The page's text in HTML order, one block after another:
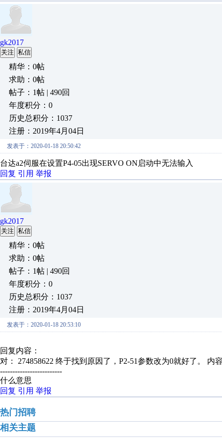
gk2017
关注 私信
精华：0帖
求助：0帖
帖子：1帖 | 490回
年度积分：0
历史总积分：1037
注册：2019年4月04日
发表于：2020-01-18 20:50:42
台达a2伺服在设置P4-05出现SERVO ON启动中无法输入
回复 引用 举报
gk2017
关注 私信
精华：0帖
求助：0帖
帖子：1帖 | 490回
年度积分：0
历史总积分：1037
注册：2019年4月04日
发表于：2020-01-18 20:53:10
回复内容：
对： 274858622 终于找到原因了，P2-51参数改为0就好了。 内
-------------------------
什么意思
回复 引用 举报
热门招聘
相关主题